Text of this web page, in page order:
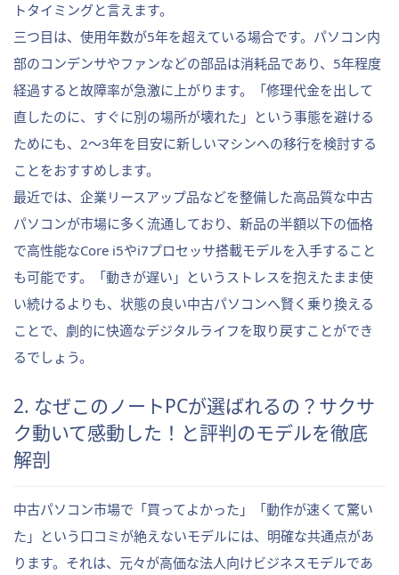
トタイミングと言えます。
三つ目は、使用年数が5年を超えている場合です。パソコン内
部のコンデンサやファンなどの部品は消耗品であり、5年程度
経過すると故障率が急激に上がります。「修理代金を出して
直したのに、すぐに別の場所が壊れた」という事態を避ける
ためにも、2～3年を目安に新しいマシンへの移行を検討する
ことをおすすめします。
最近では、企業リースアップ品などを整備した高品質な中古
パソコンが市場に多く流通しており、新品の半額以下の価格
で高性能なCore i5やi7プロセッサ搭載モデルを入手すること
も可能です。「動きが遅い」というストレスを抱えたまま使
い続けるよりも、状態の良い中古パソコンへ賢く乗り換える
ことで、劇的に快適なデジタルライフを取り戻すことができ
るでしょう。
2. なぜこのノートPCが選ばれるの？サクサ
ク動いて感動した！と評判のモデルを徹底
解剖
中古パソコン市場で「買ってよかった」「動作が速くて驚い
た」という口コミが絶えないモデルには、明確な共通点があ
ります。それは、元々が高価な法人向けビジネスモデルであ